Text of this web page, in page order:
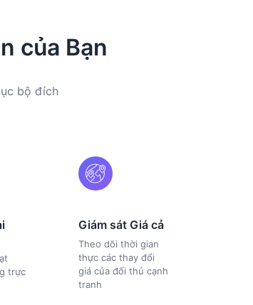
của Bạn
bộ đích
trực
Giám sát Giá cả
Theo dõi thời gian
thực các thay đổi
giá của đối thủ cạnh
tranh